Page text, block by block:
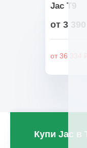
Jac T9
от 3
от 36 334
Купи Jac в